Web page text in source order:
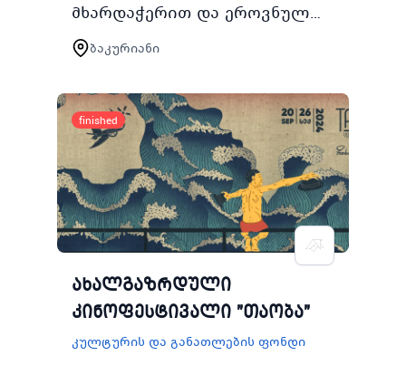
მხარდაჭერით და ეროვნულ
სასახლესთან
თანამშრომლობით 2024 წლის
1218 ივლისს თბილისის
მაცხოვრებელი 1520 წლის
ახალგაზრდებისთვის
კულტურის და…
ბაკურიანი
finished
ახალგაზრდული
კინოფესტივალი "თაობა"
კულტურის და განათლების ფონდი